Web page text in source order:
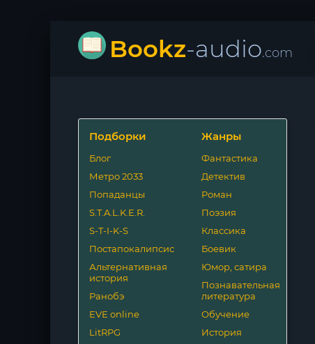
Bookz-audio.com
Подборки
Блог
Метро 2033
Попаданцы
S.T.A.L.K.E.R.
S-T-I-K-S
Постапокалипсис
Альтернативная
история
Ранобэ
EVE online
LitRPG
Жанры
Фантастика
Детектив
Роман
Поэзия
Классика
Боевик
Юмор, сатира
Познавательная
литература
Обучение
История